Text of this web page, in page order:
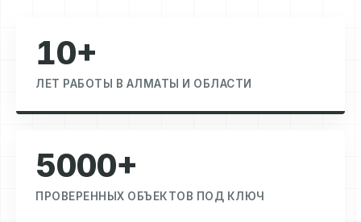
10+
ЛЕТ РАБОТЫ В АЛМАТЫ И ОБЛАСТИ
5000+
ПРОВЕРЕННЫХ ОБЪЕКТОВ ПОД КЛЮЧ